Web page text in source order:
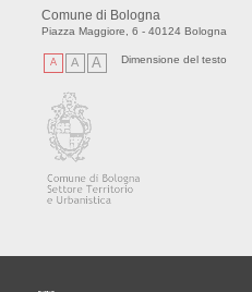
Comune di Bologna
Piazza Maggiore, 6 - 40124 Bologna
A A A Dimensione del testo